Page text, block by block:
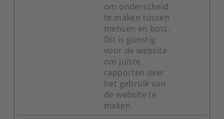
om onderscheid
te maken tussen
mensen en bots.
Dit is gunstig
voor de website
om juiste
rapporten over
het gebruik van
de website te
maken.